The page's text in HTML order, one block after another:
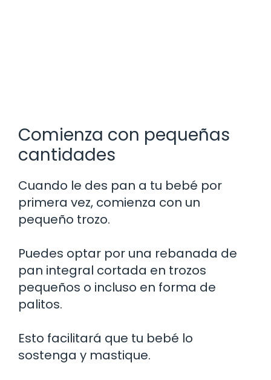
Comienza con pequeñas
cantidades
Cuando le des pan a tu bebé por
primera vez, comienza con un
pequeño trozo.
Puedes optar por una rebanada de
pan integral cortada en trozos
pequeños o incluso en forma de
palitos.
Esto facilitará que tu bebé lo
sostenga y mastique.